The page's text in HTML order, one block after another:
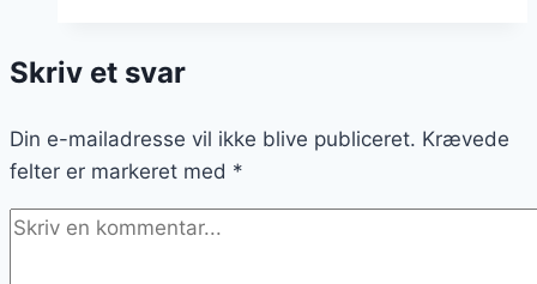
fløde
Skriv et svar
Din e-mailadresse vil ikke blive publiceret. Krævede
felter er markeret med *